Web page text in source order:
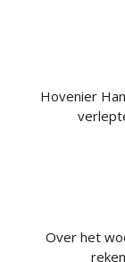
Hovenier
Over het